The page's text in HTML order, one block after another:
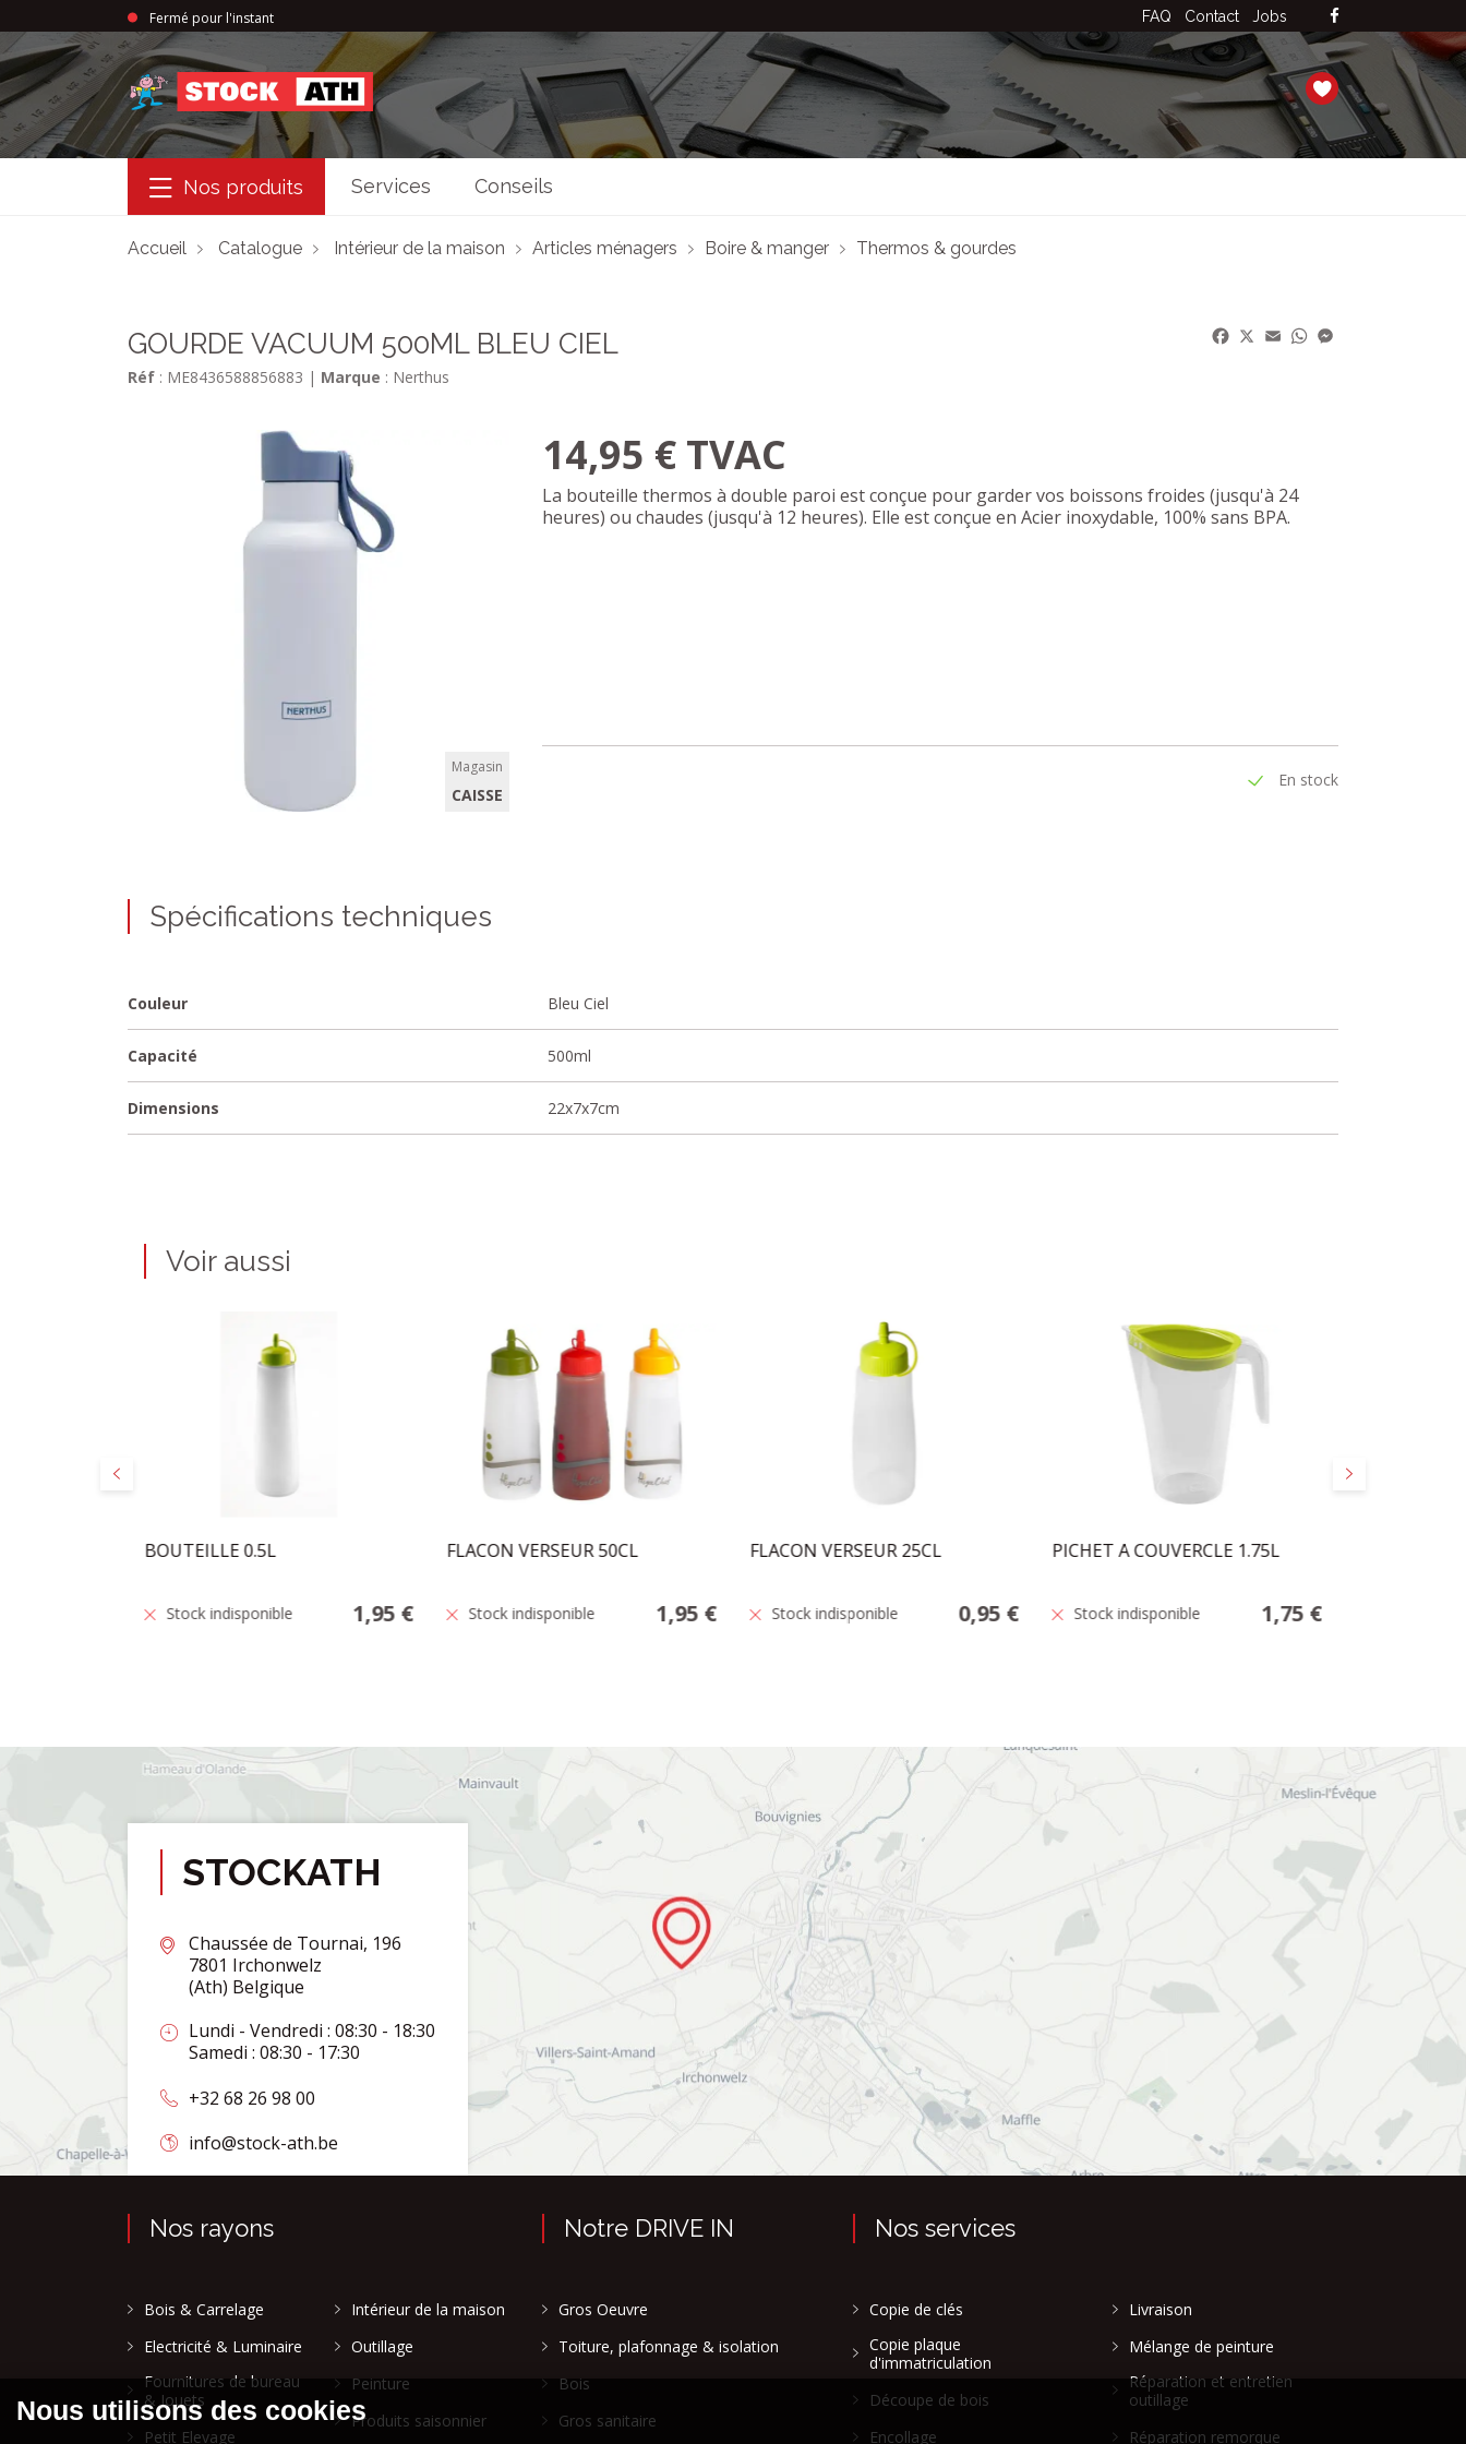
Fermé pour l'instant FAQ Contact Jobs
StockAth
Nos produits Services Conseils
Accueil Catalogue Intérieur de la maison Articles ménagers Boire & manger Thermos & gourdes
GOURDE VACUUM 500ML BLEU CIEL
Réf : ME8436588856883 | Marque : Nerthus
Facebook
X EmailWhatsApp
Magasin
CAISSE
14,95 € TVAC
La bouteille thermos à double paroi est conçue pour garder vos boissons froides (jusqu'à 24
heures) ou chaudes (jusqu'à 12 heures). Elle est conçue en Acier inoxydable, 100% sans BPA.
En stock
Spécifications techniques
Couleur Bleu Ciel
Capacité 500ml
Dimensions 22x7x7cm
Voir aussi
Précédent Suivant
BOUTEILLE 0.5L
Stock indisponible 1,95 €
FLACON VERSEUR 50CL
Stock indisponible 1,95 €
FLACON VERSEUR 25CL
Stock indisponible 0,95 €
PICHET A COUVERCLE 1.75L
Stock indisponible 1,75 €
STOCKATH
Chaussée de Tournai, 196
7801 Irchonwelz
(Ath) Belgique
Lundi - Vendredi : 08:30 - 18:30
Samedi : 08:30 - 17:30
+32 68 26 98 00
info@stock-ath.be
Nos rayons
Bois & Carrelage
Electricité & Luminaire
Fournitures de bureau
& Jouets
Petit Elevage
Intérieur de la maison
Outillage
Peinture
Produits saisonnier
Notre DRIVE IN
Gros Oeuvre
Toiture, plafonnage & isolation
Bois
Gros sanitaire
Nos services
Copie de clés
Copie plaque
d'immatriculation
Découpe de bois
Encollage
Livraison
Mélange de peinture
Réparation et entretien
outillage
Réparation remorque